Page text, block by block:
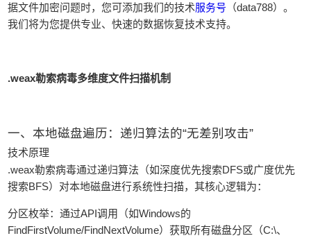
据文件加密问题时，您可添加我们的技术服务号 （data788）。
我们将为您提供专业、快速的数据恢复技术支持。
.weax勒索病毒多维度文件扫描机制
一、本地磁盘遍历：递归算法的“无差别攻击”
技术原理
.weax勒索病毒通过递归算法（如深度优先搜索DFS或广度优先
搜索BFS）对本地磁盘进行系统性扫描，其核心逻辑为：
分区枚举：通过API调用（如Windows的
FindFirstVolume/FindNextVolume）获取所有磁盘分区（C:\、